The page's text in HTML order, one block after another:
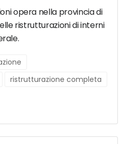
opera nella provincia di
ristrutturazioni di interni
ristrutturazione completa